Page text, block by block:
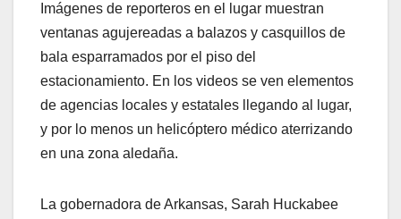
Imágenes de reporteros en el lugar muestran
ventanas agujereadas a balazos y casquillos de
bala esparramados por el piso del
estacionamiento. En los videos se ven elementos
de agencias locales y estatales llegando al lugar,
y por lo menos un helicóptero médico aterrizando
en una zona aledaña.
La gobernadora de Arkansas, Sarah Huckabee